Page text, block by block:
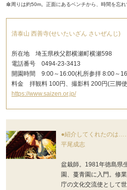
傘周りは約50m。正面にあるベンチから、時間を忘れ
清泰山 西善寺(せいたいざん さいぜんじ)
所在地 埼玉県秩父郡横瀬町横瀬598
電話番号 0494-23-3413
開園時間 9:00～16:00(札所参拝 8:00～
料金 拝観料 100円、撮影料 200円(三脚
https://www.saizen.or.jp/
●紹介してくれたのは……
平尾成志
盆栽師。1981年徳島県
園、蔓青園に入門。修
庁の文化交流使として